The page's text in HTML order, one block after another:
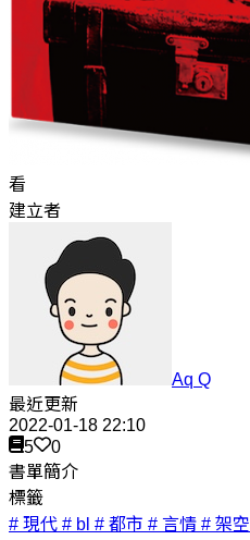
看
建立者
Aq Q
最近更新
2022-01-18 22:10
5
0
書單簡介
標籤
# 現代 # bl # 都市 # 言情 # 架空